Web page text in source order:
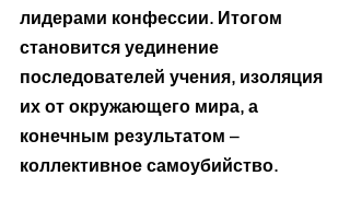
лидерами конфессии. Итогом
становится уединение
последователей учения, изоляция
их от окружающего мира, а
конечным результатом –
коллективное самоубийство.